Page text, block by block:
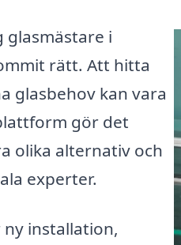
glasmästare i
rätt. Att hitta
glasbehov kan vara
gör det
olika alternativ och
experter.
installation,